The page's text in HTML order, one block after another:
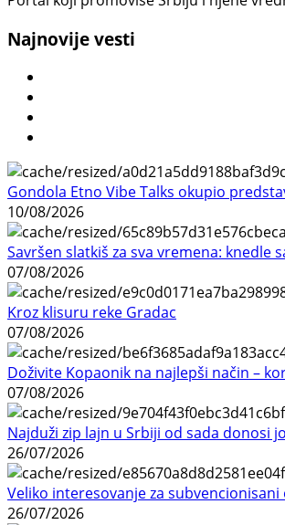
Najnovije vesti
Gondola Etno Vibe Talks okupio
10/08/2026
Savršen slatkiš za sva vremena: knedle
07/08/2026
Kroz klisuru reke Gradac
07/08/2026
Doživite Kopaonik na najlepši način –
07/08/2026
Najduži zip lajn u Srbiji od sada donosi
26/07/2026
Veliko interesovanje za
26/07/2026